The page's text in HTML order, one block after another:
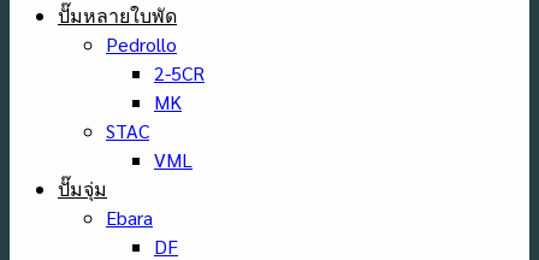
ปั๊มหลายใบพัด
Pedrollo
2-5CR
MK
STAC
VML
ปั๊มจุ่ม
Ebara
DF